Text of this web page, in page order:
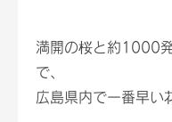
満開の桜と約1000
で、
広島県内で一番早い